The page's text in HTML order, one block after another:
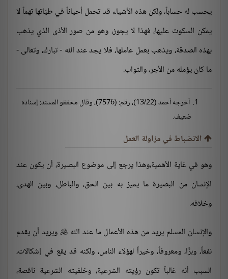
يحسب له حساباً، ولكن هذه الأشياء قد تحمل أحياناً في طيّاتها تهماً لا
يمكن السكوت عليها، فهذا لا يجوز، وهو من صور الأذى الذي يذهب
بهذه الصدقة، ويذهب بعمل عاملها، فلا يجد عند الله - تبارك، وتعالى -
ما كان يؤمله من الأجر، والثواب.
أخرجه أحمد (13/22)، رقم: (7576)، وقال محققو المسند: إسناده
ضعيف.
الانضباط في مزاولة العمل
وهو في غاية الأهمية،وهذا يرجع إلى موضوع البصيرة، أن يكون عند
الإنسان من البصيرة ما يميز به بين الحق، والباطل، وبين الهدى،
وخلافه.
والإنسان المسلم يريد من هذه الأعمال ما عند الله ويريد أن يقدم
نفعاً، وبرًّا، ومعروفاً، وخيراً لهؤلاء الناس، ولكنه قد يقع في إشكالات،
السبب أنه غالباً تكون رؤيته الشرعية، وخلفيته الشرعية ناقصة،